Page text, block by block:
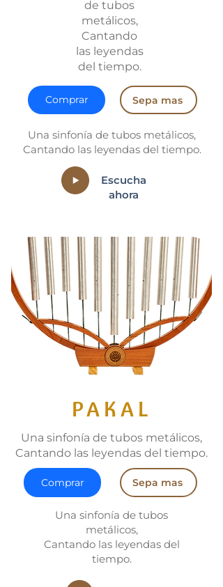
de tubos
metálicos,
Cantando
las leyendas
del tiempo.
Comprar Sepa mas
Una sinfonía de tubos metálicos,
Cantando las leyendas del tiempo.
Escucha
ahora
PAKAL
Una sinfonía de tubos metálicos,
Cantando las leyendas del tiempo.
Comprar Sepa mas
Una sinfonía de tubos
metálicos,
Cantando las leyendas del
tiempo.